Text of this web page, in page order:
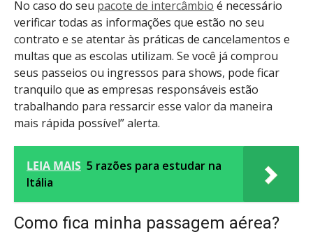
No caso do seu pacote de intercâmbio é necessário
verificar todas as informações que estão no seu
contrato e se atentar às práticas de cancelamentos e
multas que as escolas utilizam. Se você já comprou
seus passeios ou ingressos para shows, pode ficar
tranquilo que as empresas responsáveis estão
trabalhando para ressarcir esse valor da maneira
mais rápida possível” alerta.
LEIA MAIS 5 razões para estudar na
Itália
Como fica minha passagem aérea?